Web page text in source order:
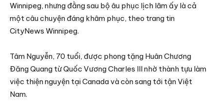
Winnipeg, nhưng đằng sau bộ âu phục lịch lãm ấy là cả
một câu chuyện đáng khâm phục, theo trang tin
CityNews Winnipeg.
Tâm Nguyễn, 70 tuổi, được phong tặng Huân Chương
Đăng Quang từ Quốc Vương Charles III nhờ thành tựu làm
việc thiện nguyện tại Canada và còn sang tới tận Việt
Nam.